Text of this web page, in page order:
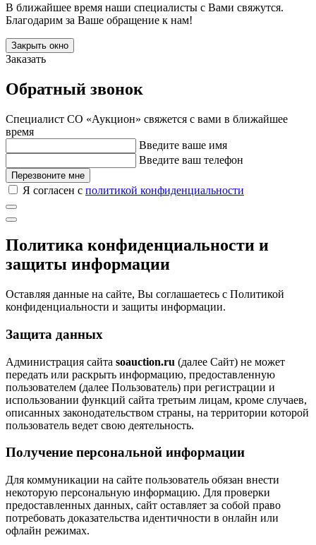
В ближайшее время наши специалисты с Вами свяжутся.
Благодарим за Ваше обращение к нам!
Закрыть окно
Заказать
Обратный звонок
Специалист СО «Аукцион» свяжется с вами в ближайшее
время
Введите ваше имя
Введите ваш телефон
Перезвоните мне
Я согласен с политикой конфиденциальности
Политика конфиденциальности и
защиты информации
Оставляя данные на сайте, Вы соглашаетесь с Политикой
конфиденциальности и защиты информации.
Защита данных
Администрация сайта soauction.ru (далее Сайт) не может
передать или раскрыть информацию, предоставленную
пользователем (далее Пользователь) при регистрации и
использовании функций сайта третьим лицам, кроме случаев,
описанных законодательством страны, на территории которой
пользователь ведет свою деятельность.
Получение персональной информации
Для коммуникации на сайте пользователь обязан внести
некоторую персональную информацию. Для проверки
предоставленных данных, сайт оставляет за собой право
потребовать доказательства идентичности в онлайн или
офлайн режимах.